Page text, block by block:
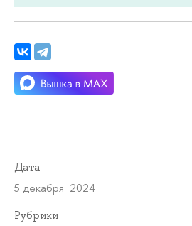
Дата
5 декабря 2024
Рубрики